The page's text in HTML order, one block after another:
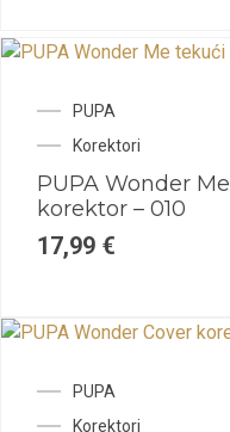
PUPA
Korektori
PUPA Wonder
korektor – 010
17,99 €
PUPA
Korektori